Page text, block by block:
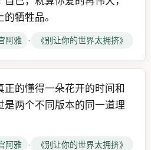
牺牲品。
阿雅 · 《别让你的世界太拥挤》
的懂得一朵花开的时间和
是两个不同版本的同一道理
阿雅 · 《别让你的世界太拥挤》